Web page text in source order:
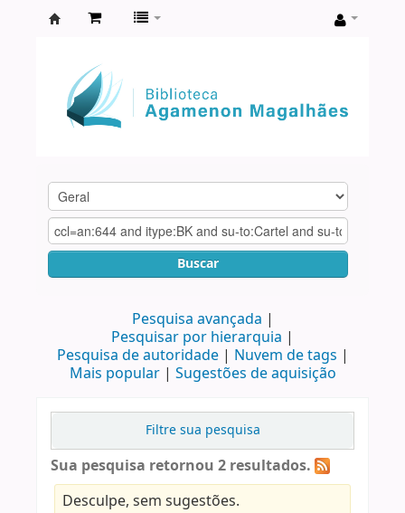
Agamenon
Magalhães
Buscar
Pesquisa avançada
Pesquisar por hierarquia
Pesquisa de autoridade
Nuvem de tags
Mais popular
Sugestões de aquisição
Filtre sua pesquisa
Sua pesquisa retornou 2 resultados.
Desculpe, sem sugestões.